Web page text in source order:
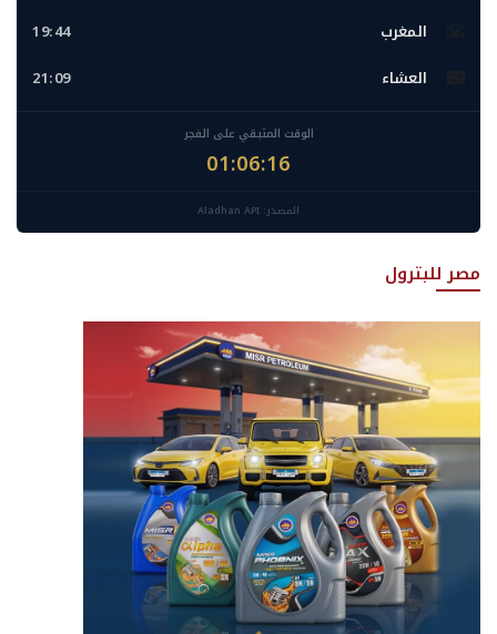
المغرب 19:44
العشاء 21:09
الوقت المتبقي على الفجر
01:06:15
المصدر: Aladhan API
مصر للبترول